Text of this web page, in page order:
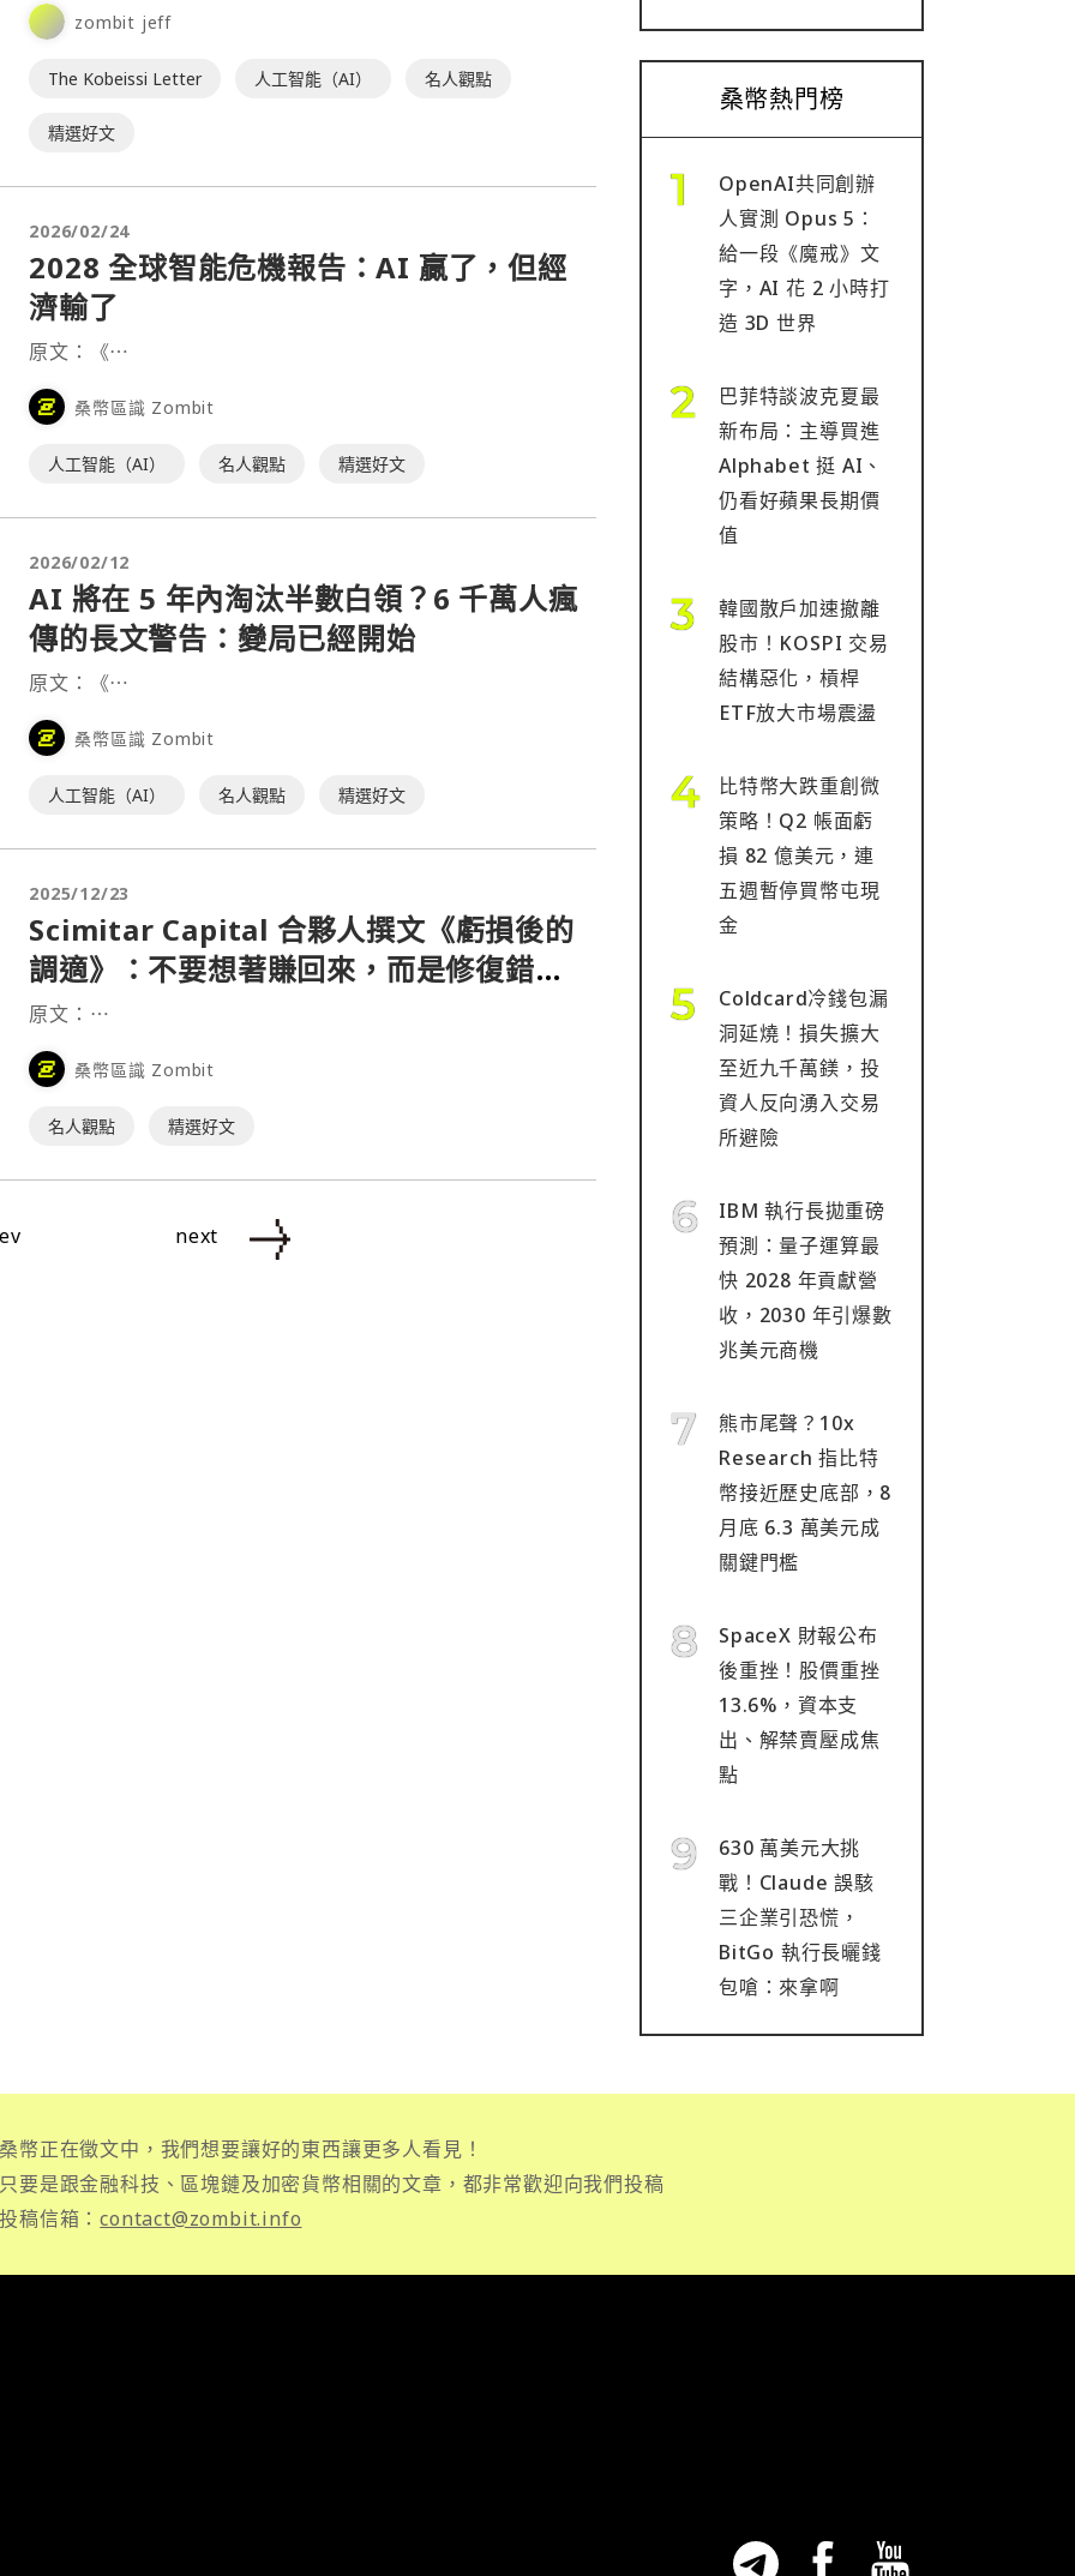
zombit jeff
The Kobeissi Letter 人工智能（AI） 名人觀點
精選好文
2026/02/24
2028 全球智能危機報告：AI 贏了，但經
濟輸了
原文：《⋯
桑幣區識 Zombit
人工智能（AI） 名人觀點 精選好文
2026/02/12
AI 將在 5 年內淘汰半數白領？6 千萬人瘋
傳的長文警告：變局已經開始
原文：《⋯
桑幣區識 Zombit
人工智能（AI） 名人觀點 精選好文
2025/12/23
Scimitar Capital 合夥人撰文《虧損後的
調適》：不要想著賺回來，而是修復錯誤
從頭開始
原文：⋯
桑幣區識 Zombit
名人觀點 精選好文
next
桑幣熱門榜
OpenAI共同創辦
人實測 Opus 5：
給一段《魔戒》文
字，AI 花 2 小時打
造 3D 世界
巴菲特談波克夏最
新布局：主導買進
Alphabet 挺 AI、
仍看好蘋果長期價
值
韓國散戶加速撤離
股市！KOSPI 交易
結構惡化，槓桿
ETF放大市場震盪
比特幣大跌重創微
策略！Q2 帳面虧
損 82 億美元，連
五週暫停買幣屯現
金
Coldcard冷錢包漏
洞延燒！損失擴大
至近九千萬鎂，投
資人反向湧入交易
所避險
IBM 執行長拋重磅
預測：量子運算最
快 2028 年貢獻營
收，2030 年引爆數
兆美元商機
熊市尾聲？10x
Research 指比特
幣接近歷史底部，8
月底 6.3 萬美元成
關鍵門檻
SpaceX 財報公布
後重挫！股價重挫
13.6%，資本支
出、解禁賣壓成焦
點
630 萬美元大挑
戰！Claude 誤駭
三企業引恐慌，
BitGo 執行長曬錢
包嗆：來拿啊
桑幣正在徵文中，我們想要讓好的東西讓更多人看見！
只要是跟金融科技、區塊鏈及加密貨幣相關的文章，都非常歡迎向我們投稿
投稿信箱：contact@zombit.info